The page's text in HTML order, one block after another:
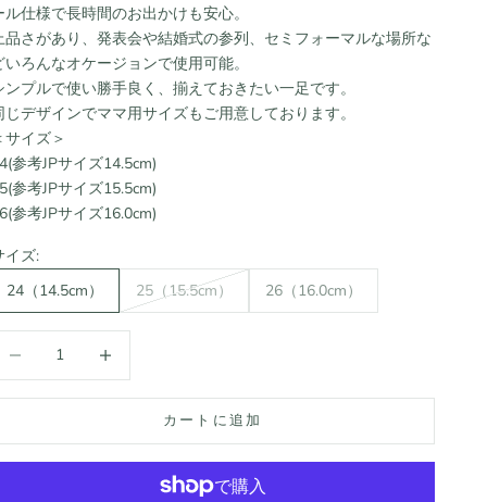
ル仕様で長時間のお出かけも安心。
品さがあり、発表会や結婚式の参列、セミフォーマルな場所な
いろんなオケージョンで使用可能。
ンプルで使い勝手良く、揃えておきたい一足です。
じデザインでママ用サイズもご用意しております。
サイズ＞
参考JPサイズ14.5cm)
参考JPサイズ15.5cm)
参考JPサイズ16.0cm)
イズ:
24（14.5cm）
25（15.5cm） 26（16.0cm）
カートに追加